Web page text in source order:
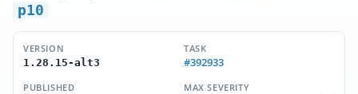
p10
VERSION
1.28.15-alt3
TASK
#392933
PUBLISHED
MAX SEVERITY